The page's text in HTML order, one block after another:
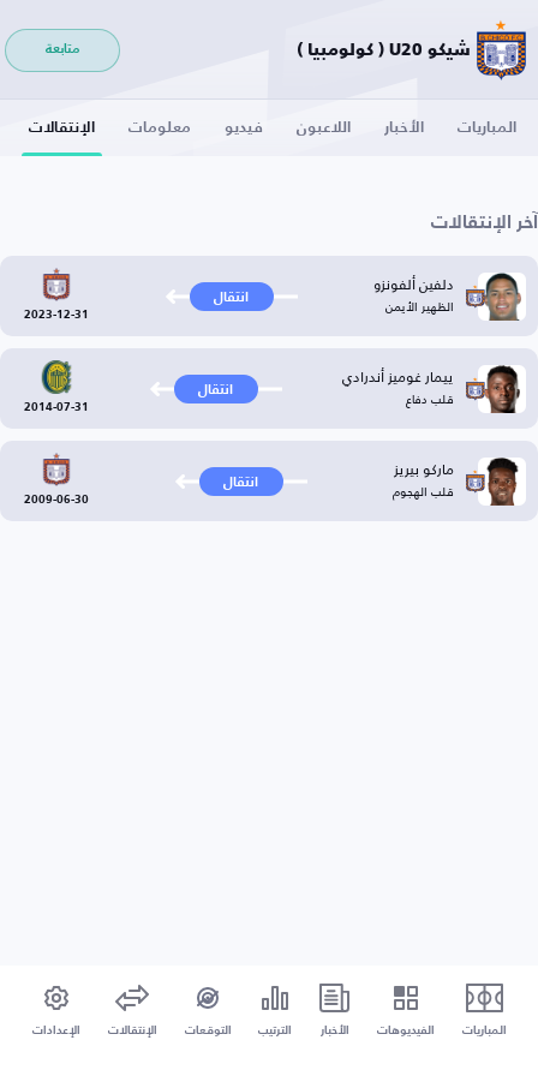
شيكو U20 ( كولومبيا ) متابعة
المباريات الأخبار اللاعبون فيديو معلومات الإنتقالات
آخر الإنتقالات
دلفين ألفونزو
الظهير الأيمن انتقال
2023-12-31
ييمار غوميز أندرادي
قلب دفاع انتقال
2014-07-31
ماركو بيريز
قلب الهجوم انتقال
2009-06-30
المباريات الفيديوهات الأخبار الترتيب التوقعات الإنتقالات الإعدادات